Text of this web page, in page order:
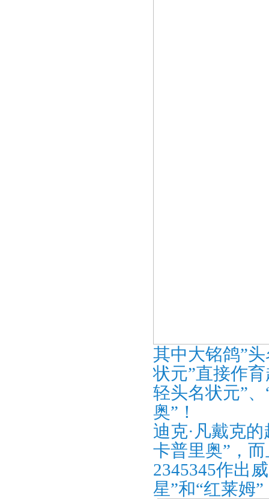
其中大铭鸽”
状元”直接作
轻头名状元”、
奥”！
迪克·凡戴克的
卡普里奥”，
2345345作出
星”和“红莱姆”